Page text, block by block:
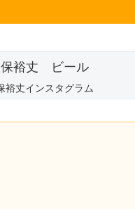
裕丈インスタグラム